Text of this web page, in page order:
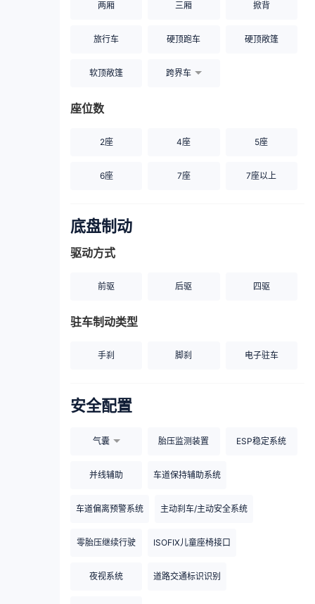
两厢 三厢 掀背
旅行车 硬顶跑车 硬顶敞篷
软顶敞篷 跨界车
座位数
2座 4座 5座
6座 7座 7座以上
底盘制动
驱动方式
前驱 后驱 四驱
驻车制动类型
手刹 脚刹 电子驻车
安全配置
气囊 胎压监测装置 ESP稳定系统
并线辅助 车道保持辅助系统
车道偏离预警系统 主动刹车/主动安全系统
零胎压继续行驶 ISOFIX儿童座椅接口
夜视系统 道路交通标识识别